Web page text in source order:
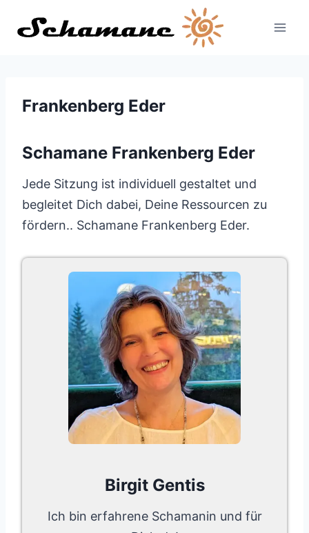
Inhalt
Frankenberg Eder
Schamane Frankenberg Eder
Jede Sitzung ist individuell gestaltet und
begleitet Dich dabei, Deine Ressourcen zu
fördern.. Schamane Frankenberg Eder.
Birgit Gentis
Ich bin erfahrene Schamanin und für